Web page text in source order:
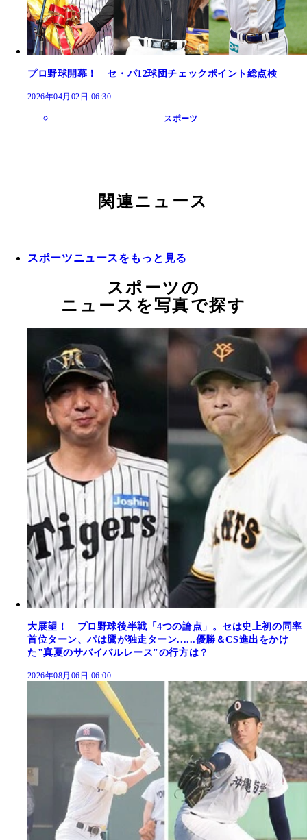
プロ野球開幕！ セ・パ12球団チェックポイント総点検
2026年04月02日 06:30
スポーツ
関連ニュース
スポーツニュースをもっと見る
スポーツの
ニュースを写真で探す
大展望！ プロ野球後半戦「4つの論点」。セは史上初の同率
首位ターン、パは鷹が独走ターン......優勝＆CS進出をかけ
た"真夏のサバイバルレース"の行方は？
2026年08月06日 06:00